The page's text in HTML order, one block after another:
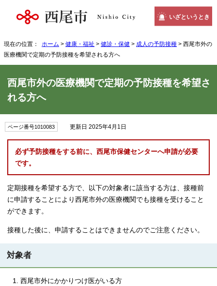
いざというとき
現在の位置： ホーム > 健康・福祉 > 健診・保健 > 成人の予防接種 > 西尾市外の
医療機関で定期の予防接種を希望される方へ
西尾市外の医療機関で定期の予防接種を希望さ
れる方へ
ページ番号1010083 更新日 2025年4月1日
必ず予防接種をする前に、西尾市保健センターへ申請が必要
です。
定期接種を希望する方で、以下の対象者に該当する方は、接種前
に申請することにより西尾市外の医療機関でも接種を受けること
ができます。
接種した後に、申請することはできませんのでご注意ください。
対象者
西尾市外にかかりつけ医がいる方